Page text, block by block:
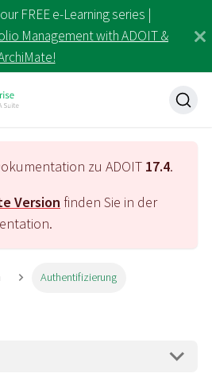
FREE e-Learning series |
Management with ADOIT &
zu ADOIT 17.4.
Version finden Sie in der
Authentifizierung